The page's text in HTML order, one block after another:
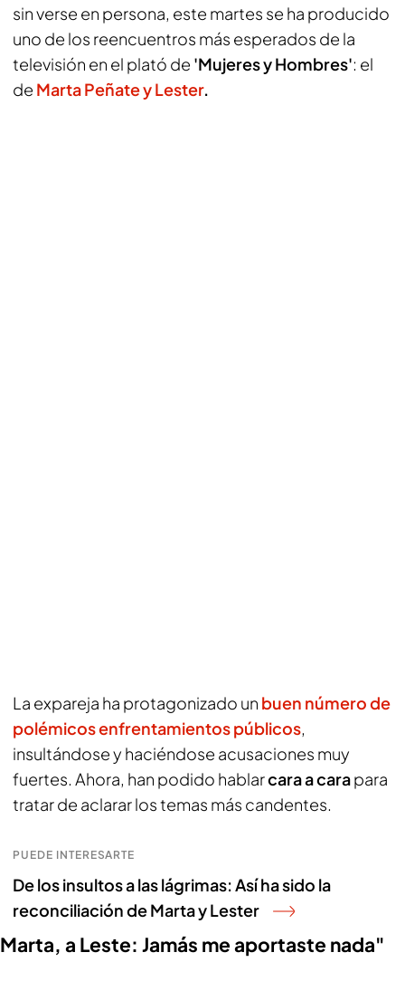
sin verse en persona, este martes se ha producido
uno de los reencuentros más esperados de la
televisión en el plató de 'Mujeres y Hombres': el
de Marta Peñate y Lester.
La expareja ha protagonizado un buen número de
polémicos enfrentamientos públicos,
insultándose y haciéndose acusaciones muy
fuertes. Ahora, han podido hablarcara a carapara
tratar de aclarar los temas más candentes.
PUEDE INTERESARTE
De los insultos a las lágrimas: Así ha sido la
reconciliación de Marta y Lester
Marta, a Leste: Jamás me aportaste nada"